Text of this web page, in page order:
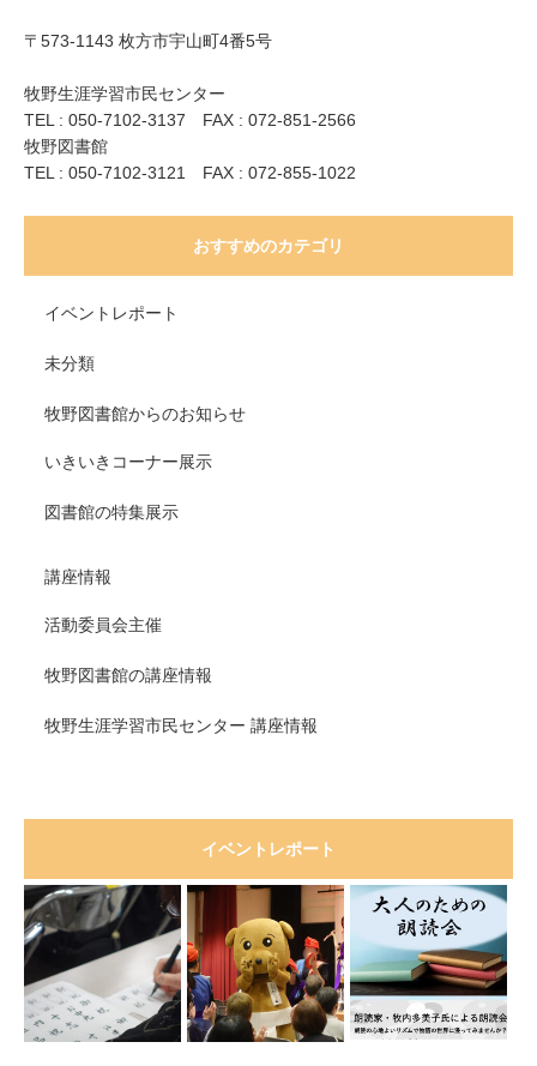
〒573-1143 枚方市宇山町4番5号
牧野生涯学習市民センター
TEL : 050-7102-3137 FAX : 072-851-2566
牧野図書館
TEL : 050-7102-3121 FAX : 072-855-1022
おすすめのカテゴリ
イベントレポート
未分類
牧野図書館からのお知らせ
いきいきコーナー展示
図書館の特集展示
講座情報
活動委員会主催
牧野図書館の講座情報
牧野生涯学習市民センター 講座情報
イベントレポート